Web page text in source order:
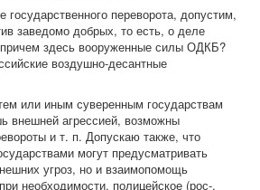
переворота, допустим,
заведомо добрых, то есть, о деле
причем здесь вооруженные силы ОДКБ?
воздушно-десантные
или иным суверенным государствам
внешней агрессией, возможны
и т. п. Допускаю также, что
могут предусматривать
угроз, но и взаимопомощь
необходимости, полицейское (рос-,